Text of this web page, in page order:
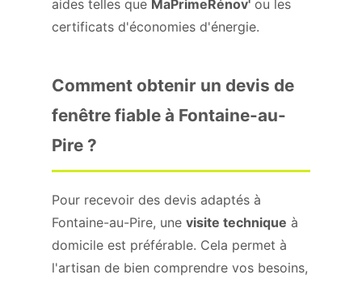
aides telles que MaPrimeRénov' ou les
certificats d'économies d'énergie.
Comment obtenir un devis de
fenêtre fiable à Fontaine-au-
Pire ?
Pour recevoir des devis adaptés à
Fontaine-au-Pire, une visite technique à
domicile est préférable. Cela permet à
l'artisan de bien comprendre vos besoins,